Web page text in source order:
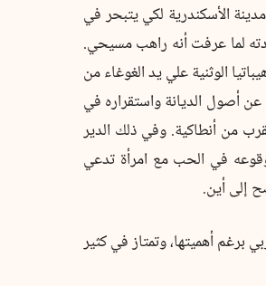
الأسكندرية لكي يتبحر في
لما عرفت أنه راهب مسيحي.
الوثنية علي يد الغوغاء من
أصول الديانة واستقراره في
من أنطاكية. وفي ذلك الدير
في الحب مع امرأة تدعي
إلى أين.
برغم أهميتها، وتمتاز في كثير